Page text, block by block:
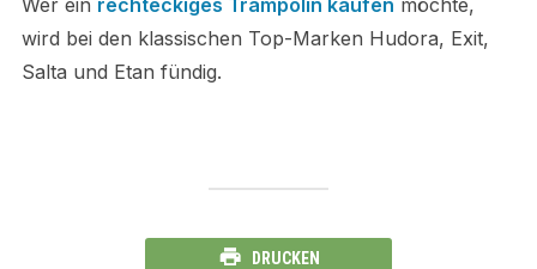
wird bei den klassischen Top-Marken Hudora, Exit,
Salta und Etan fündig.
DRUCKEN